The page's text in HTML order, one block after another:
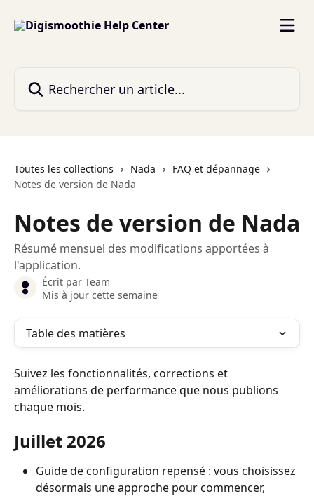
Toutes les collections Nada
FAQ et dépannage
Notes de version de Nada
Notes de version de Nada
Résumé mensuel des modifications apportées à
l'application.
Écrit par Team
Mis à jour cette semaine
Table des matières
Suivez les fonctionnalités, corrections et
améliorations de performance que nous publions
chaque mois.
Juillet 2026
Guide de configuration repensé : vous choisissez
désormais une approche pour commencer,